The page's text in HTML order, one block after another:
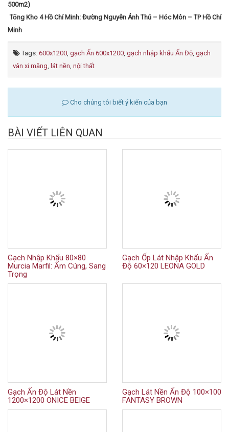
500m2)
Tổng Kho 4 Hồ Chí Minh: Đường Nguyễn Ảnh Thủ – Hóc Môn – TP Hồ Chí
Minh
Tags: 600x1200, gạch Ấn 600x1200, gạch nhập khẩu Ấn Độ, gạch
vân xi măng, lát nền, nội thất
Cho chúng tôi biết ý kiến của bạn
BÀI VIẾT LIÊN QUAN
Gạch Nhập Khẩu 80×80
Murcia Marfil: Ấm Cúng, Sang
Trọng
Gạch Ốp Lát Nhập Khẩu Ấn
Độ 60×120 LEONA GOLD
Gạch Ấn Độ Lát Nền
1200×1200 ONICE BEIGE
Gạch Lát Nền Ấn Độ 100×100
FANTASY BROWN